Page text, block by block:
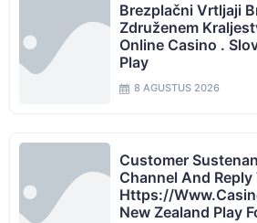
Brezplačni Vrtljaji
Združenem
Online Casino .
Play
8 AGUSTUS 2026
Customer
Channel And Reply
Https://
New Zealand Play